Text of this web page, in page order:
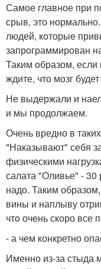
Самое главное при
срыв, это
людей, которые
запрограммирован
Таким образом, если
ждите, что мозг
Не выдержали и
и мы продолжаем.
Очень вредно в
"Наказывают" себя
физическими
салата "Оливье" - 30
надо. Таким
вины и наплыву
что очень скоро все
- а чем конкретно
Именно из-за стыда